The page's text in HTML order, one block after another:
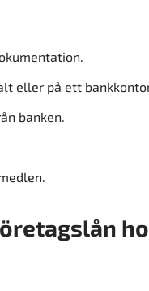
eller på ett
banken.